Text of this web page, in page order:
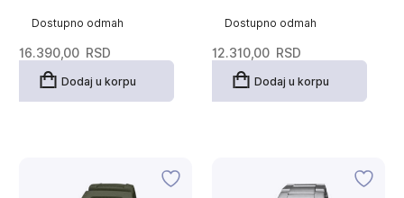
Dostupno odmah
16.390,00 RSD
Dodaj u korpu
Dostupno odmah
12.310,00 RSD
Dodaj u korpu